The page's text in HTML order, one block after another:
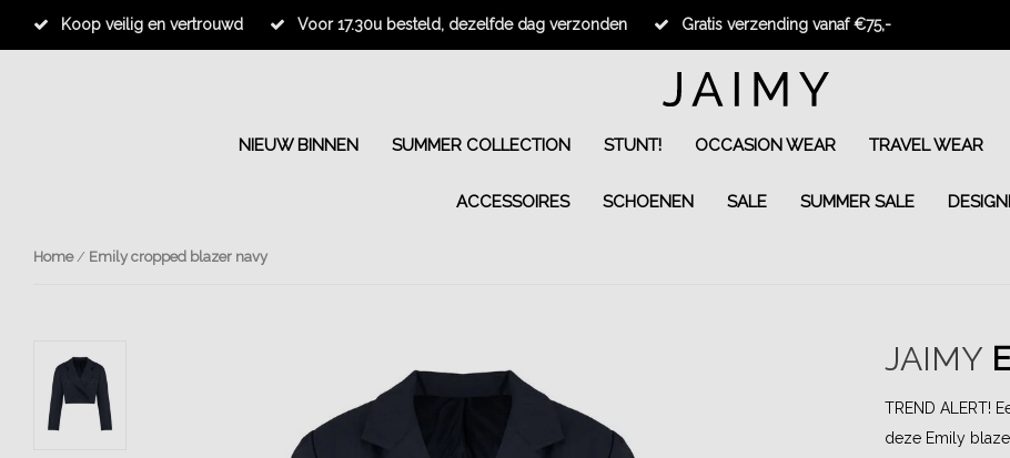
Koop veilig en vertrouwd Voor 17.30u besteld, dezelfde dag verzonden Gratis verzending vanaf €75,-
NIEUW BINNEN SUMMER COLLECTION STUNT! OCCASION WEAR TRAVEL WEAR
ACCESSOIRES SCHOENEN SALE SUMMER SALE
Home/ Emily cropped blazer navy
JAIMY
TREND ALERT!
deze Emily